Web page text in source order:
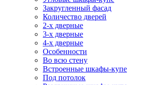
Закругленный фасад
Количество дверей
2-х дверные
3-х дверные
4-х дверные
Особенности
Во всю стену
Встроенные шкафы-купе
Под потолок